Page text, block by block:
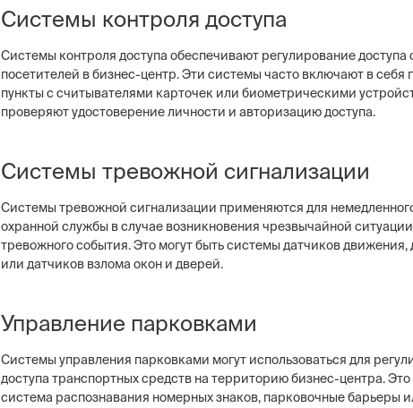
Системы контроля доступа
Системы контроля доступа обеспечивают регулирование доступа
посетителей в бизнес-центр. Эти системы часто включают в себя
пункты с считывателями карточек или биометрическими
проверяют удостоверение личности и авторизацию доступа.
Системы тревожной сигнализации
Системы тревожной сигнализации применяются для
охранной службы в случае возникновения чрезвычайной
тревожного события. Это могут быть системы датчиков движения,
или датчиков взлома окон и дверей.
Управление парковками
Системы управления парковками могут использоваться для
доступа транспортных средств на территорию бизнес-центра.
система распознавания номерных знаков, парковочные барьеры